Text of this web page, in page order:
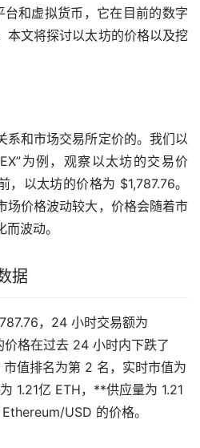
台和虚拟货币 ，它在目前的数字
本文将探讨以太坊的价格以及挖
系和市场交易所定价的。我们以
为例，观察以太坊的交易价
以太坊的价格为 $1,787.76。
场价格波动较大，价格会随着市
波动。
据
，24 小时交易额为
格在过去 24 小时内下跌了
值排名为第 2 名，实时市值为
1.21亿 ETH，**供应量为 1.21
USD 的价格。